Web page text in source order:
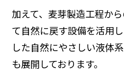
加えて、麦芽製造工程か
て自然に戻す設備を活用
した自然にやさしい液体
も展開しております。